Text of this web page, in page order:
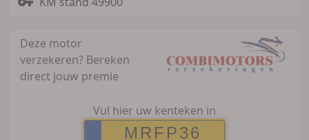
Deze motor
verzekeren? Bereken
direct jouw premie
Vul hier uw kenteken in